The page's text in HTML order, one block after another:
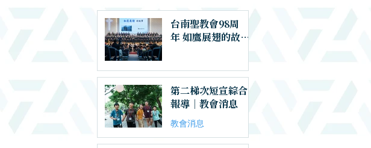
台南聖教會98周
年 如鷹展翅的故事
第二梯次短宣綜合
報導｜教會消息
教會消息